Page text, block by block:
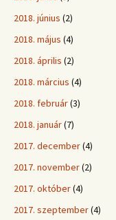
2018. június (2)
2018. május (4)
2018. április (2)
2018. március (4)
2018. február(3)
2018. január(7)
2017. december(4)
2017. november(2)
2017. október(4)
2017. szeptember(4)